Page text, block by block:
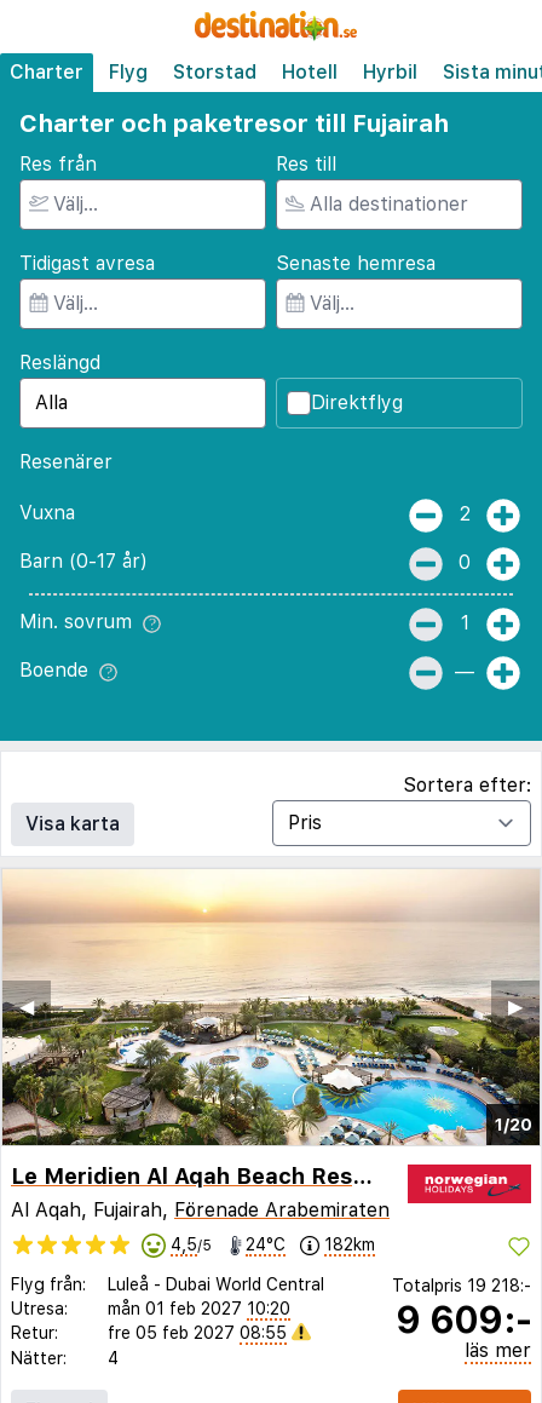
Charter Flyg Storstad Hotell Hyrbil Sista
Charter och paketresor till Fujairah
Res från Res till
Tidigast avresa Senaste hemresa
Reslängd
Direktflyg
Resenärer
Vuxna 2
Barn (0-17 år) 0
Min. sovrum 1
Boende —
Visa karta
Sortera efter:
1/20
▶︎
◀︎
Le Meridien Al Aqah Beach Resort
Al Aqah, Fujairah, Förenade Arabemiraten
4,5/5 24°C 182km
Flyg från: Luleå - Dubai World Central
Utresa:
mån 01 feb 2027 10:20
Retur:
fre 05 feb 2027 08:55
Nätter:
4
Totalpris 19 218:-
9 609:-
läs mer